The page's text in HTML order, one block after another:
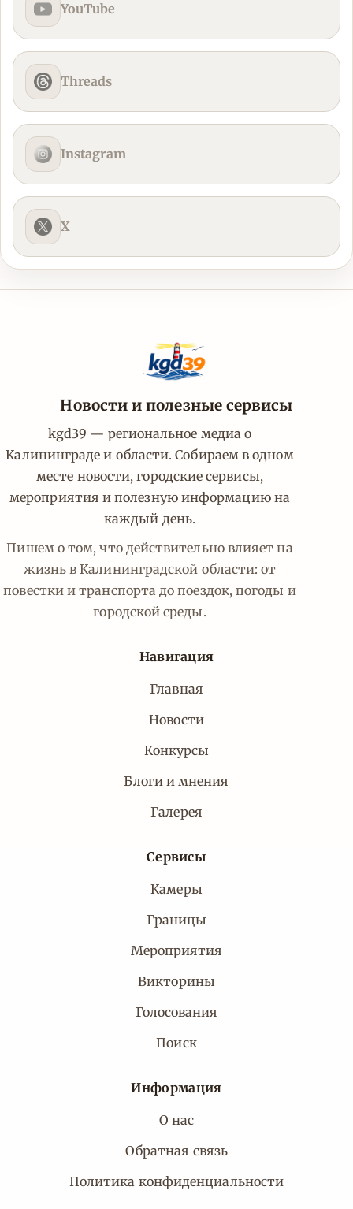
YouTube
Threads
Instagram
X
Новости и полезные сервисы
kgd39 — региональное медиа о
Калининграде и области. Собираем в одном
месте новости, городские сервисы,
мероприятия и полезную информацию на
каждый день.
Пишем о том, что действительно влияет на
жизнь в Калининградской области: от
повестки и транспорта до поездок, погоды и
городской среды.
Навигация
Главная
Новости
Конкурсы
Блоги и мнения
Галерея
Сервисы
Камеры
Границы
Мероприятия
Викторины
Голосования
Поиск
Информация
О нас
Обратная связь
Политика конфиденциальности